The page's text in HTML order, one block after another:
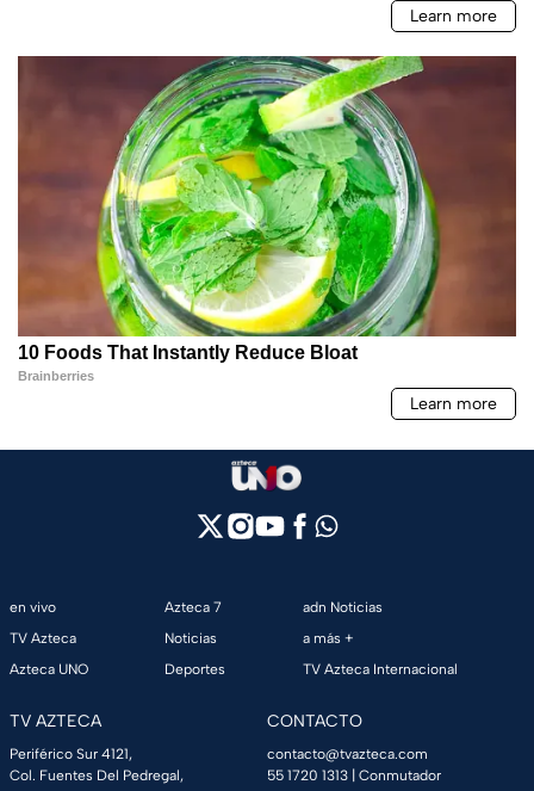
en vivo
TV Azteca
Azteca UNO
Azteca 7
Noticias
Deportes
adn Noticias
a más +
TV Azteca Internacional
TV AZTECA
Periférico Sur 4121,
Col. Fuentes Del Pedregal,
CONTACTO
contacto@tvazteca.com
55 1720 1313 | Conmutador